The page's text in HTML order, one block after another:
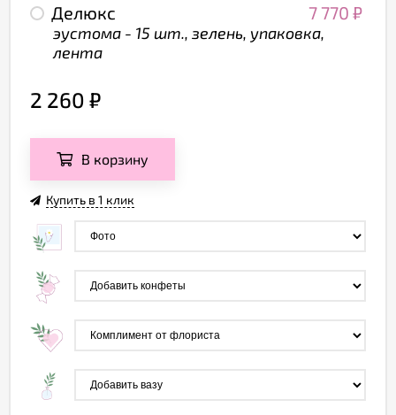
Делюкс 7 770 ₽
эустома - 15 шт., зелень, упаковка,
лента
2 260 ₽
В корзину
Купить в 1 клик